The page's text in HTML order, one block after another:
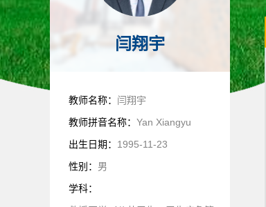
闫翔宇
教师名称： 闫翔宇
教师拼音名称： Yan Xiangyu
出生日期： 1995-11-23
性别： 男
学科：